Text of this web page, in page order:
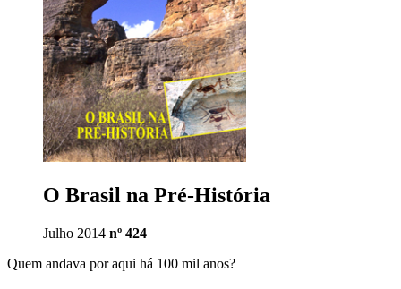
O Brasil na Pré-História
Julho 2014 nº 424
Quem andava por aqui há 100 mil anos?